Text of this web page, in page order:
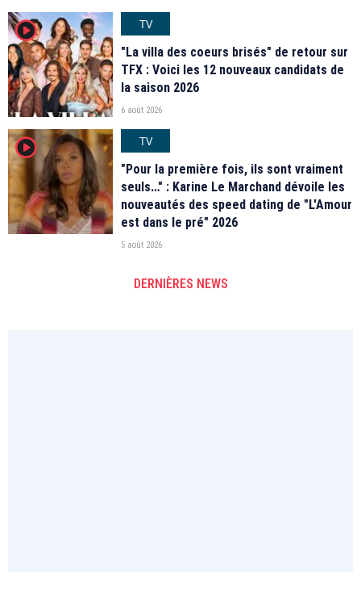
player2
TV
"La villa des coeurs brisés" de retour sur
TFX : Voici les 12 nouveaux candidats de
la saison 2026
6 août 2026
player2
TV
"Pour la première fois, ils sont vraiment
seuls…" : Karine Le Marchand dévoile les
nouveautés des speed dating de "L'Amour
est dans le pré" 2026
5 août 2026
DERNIÈRES NEWS